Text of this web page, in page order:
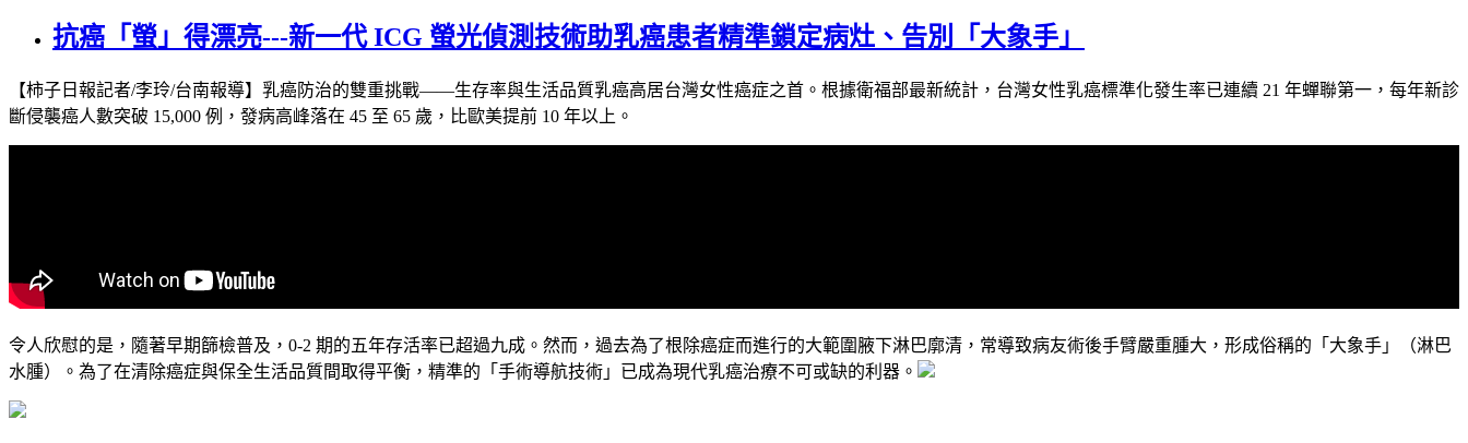
抗癌「螢」得漂亮---新一代 ICG 螢光偵測技術助乳癌患者精準鎖定病灶、告別「大象手」
【柿子日報記者/李玲/台南報導】乳癌防治的雙重挑戰——生存率與生活品質乳癌高居台灣女性癌症之首。根據衛福部最新統計，台灣女性乳癌標準化發生率已連續 21 年蟬聯第一，每年新診
斷侵襲癌人數突破 15,000 例，發病高峰落在 45 至 65 歲，比歐美提前 10 年以上。
令人欣慰的是，隨著早期篩檢普及，0-2 期的五年存活率已超過九成。然而，過去為了根除癌症而進行的大範圍腋下淋巴廓清，常導致病友術後手臂嚴重腫大，形成俗稱的「大象手」（淋巴
水腫）。為了在清除癌症與保全生活品質間取得平衡，精準的「手術導航技術」已成為現代乳癌治療不可或缺的利器。